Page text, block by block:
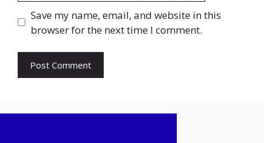
Save my name, email, and website in this
browser for the next time I comment.